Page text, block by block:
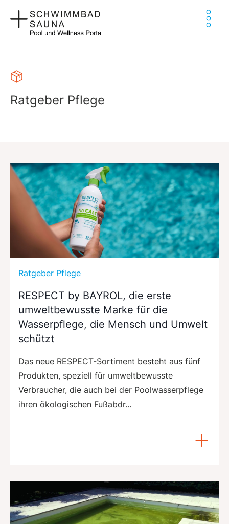
Inhalt
springen
Ratgeber Pflege
Ratgeber Pflege
RESPECT by BAYROL, die erste
umweltbewusste Marke für die
Wasserpflege, die Mensch und Umwelt
schützt
Das neue RESPECT-Sortiment besteht aus fünf
Produkten, speziell für umweltbewusste
Verbraucher, die auch bei der Poolwasserpflege
ihren ökologischen Fußabdr...